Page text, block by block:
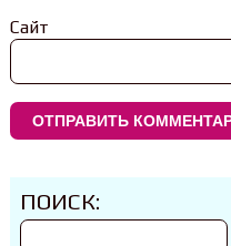
Сайт
ПОИСК: